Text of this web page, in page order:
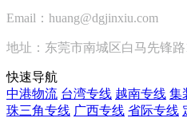
Email：huang@dgjinxiu.com
地址：东莞市南城区白马先锋
快速导航
中港物流 台湾专线 越南专线 集
珠三角专线 广西专线 省际专线